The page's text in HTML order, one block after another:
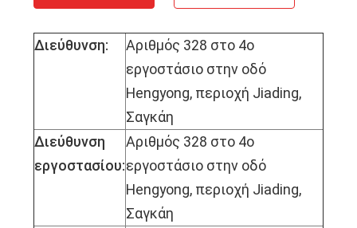
Διεύθυνση:
Αριθμός 328 στο 4ο
εργοστάσιο στην οδό
Hengyong, περιοχή Jiading,
Σαγκάη
Διεύθυνση
εργοστασίου:
Αριθμός 328 στο 4ο
εργοστάσιο στην οδό
Hengyong, περιοχή Jiading,
Σαγκάη